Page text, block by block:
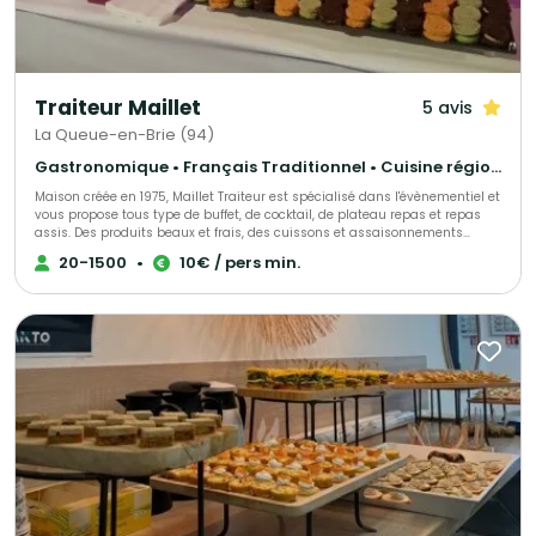
Traiteur Maillet 5 avis
La Queue-en-Brie (94)
Gastronomique • Français Traditionnel • Cuisine régionale
Maison créée en 1975, Maillet Traiteur est spécialisé dans l'évènementiel et
vous propose tous type de buffet, de cocktail, de plateau repas et repas
assis. Des produits beaux et frais, des cuissons et assaisonnements
adaptés, le tout fait maison par notre chef de cuisine expérimenté!
Recettes élégantes, parfois oubliées et souvent surprenantes, toujours
l'organisation de réception.
20-1500 • 10€ / pers min.